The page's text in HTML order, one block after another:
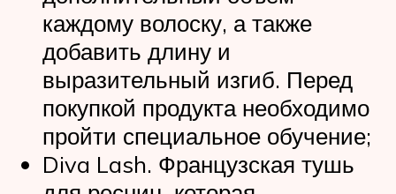
каждому волоску, а также
добавить длину и
выразительный изгиб. Перед
покупкой продукта необходимо
пройти специальное обучение;
Diva Lash. Французская тушь